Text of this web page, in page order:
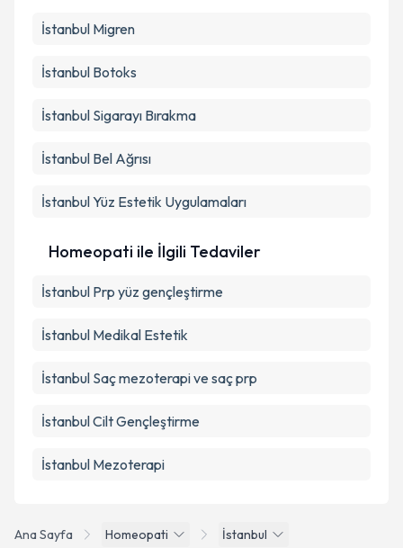
Ana Sayfa Homeopati İstanbul
İstanbul Migren
İstanbul Botoks
İstanbul Sigarayı Bırakma
İstanbul Bel Ağrısı
İstanbul Yüz Estetik Uygulamaları
Homeopati ile İlgili Tedaviler
İstanbul Prp yüz gençleştirme
İstanbul Medikal Estetik
İstanbul Saç mezoterapi ve saç prp
İstanbul Cilt Gençleştirme
İstanbul Mezoterapi